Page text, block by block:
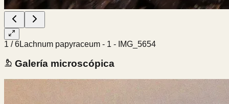
1 /6Lachnum papyraceum - 1 - IMG_5654
Galería microscópica